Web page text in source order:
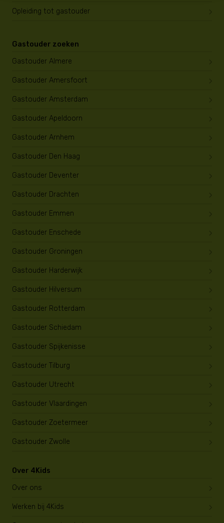
Opleiding tot gastouder
Gastouder zoeken
Gastouder Almere
Gastouder Amersfoort
Gastouder Amsterdam
Gastouder Apeldoorn
Gastouder Arnhem
Gastouder Den Haag
Gastouder Deventer
Gastouder Drachten
Gastouder Emmen
Gastouder Enschede
Gastouder Groningen
Gastouder Harderwijk
Gastouder Hilversum
Gastouder Rotterdam
Gastouder Schiedam
Gastouder Spijkenisse
Gastouder Tilburg
Gastouder Utrecht
Gastouder Vlaardingen
Gastouder Zoetermeer
Gastouder Zwolle
Over 4Kids
Over ons
Werken bij 4Kids